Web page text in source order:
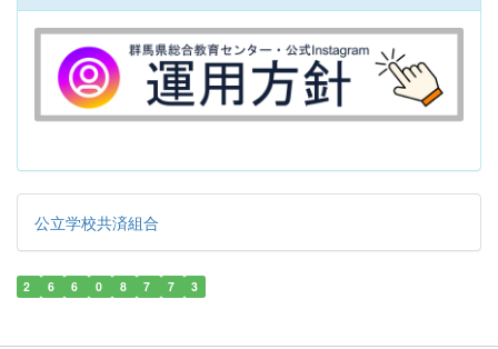
公立学校共済組合
2 6 6 0 8 7 7 3